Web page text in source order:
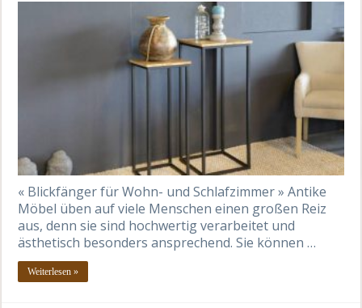
« Blickfänger für Wohn- und Schlafzimmer » Antike
Möbel üben auf viele Menschen einen großen Reiz
aus, denn sie sind hochwertig verarbeitet und
ästhetisch besonders ansprechend. Sie können …
Weiterlesen »